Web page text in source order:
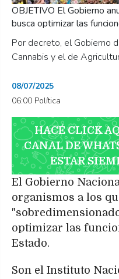
Por decreto, el Gobierno
Cannabis y el de
OBJETIVO El Gobierno
busca optimizar las
08/07/2025
06:00 Política
HACÉ CLICK
CANAL DE
ESTAR
El Gobierno
organismos a los
optimizar las
Estado.
Son el Instituto